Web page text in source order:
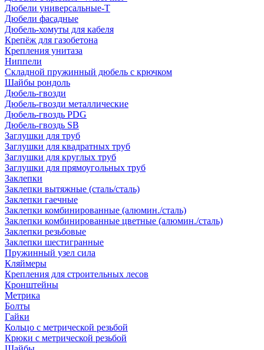
Дюбели универсальные-Т
Дюбели фасадные
Дюбель-хомуты для кабеля
Крепёж для газобетона
Крепления унитаза
Ниппели
Складной пружинный дюбель с крючком
Шайбы рондоль
Дюбель-гвозди
Дюбель-гвозди металлические
Дюбель-гвоздь PDG
Дюбель-гвоздь SB
Заглушки для труб
Заглушки для квадратных труб
Заглушки для круглых труб
Заглушки для прямоугольных труб
Заклепки
Заклепки вытяжные (сталь/сталь)
Заклепки гаечные
Заклепки комбинированные (алюмин./сталь)
Заклепки комбинированные цветные (алюмин./сталь)
Заклепки резьбовые
Заклепки шестигранные
Пружинный узел сила
Кляймеры
Крепления для строительных лесов
Кронштейны
Метрика
Болты
Гайки
Кольцо с метрической резьбой
Крюки с метрической резьбой